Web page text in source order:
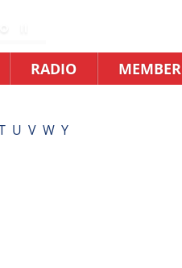
RADIO MEMBER
U V W Y